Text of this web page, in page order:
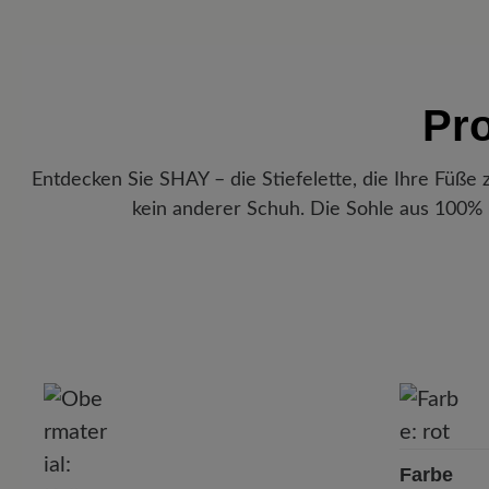
Entdecken Sie SHAY – die Stiefelette, die Ihre
kein anderer Schuh. Die Sohle aus
Farbe